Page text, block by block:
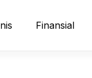
Finansial